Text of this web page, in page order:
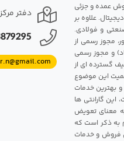
شروع فعالیت: سال 1395. نوع فعالیت: فروش عمده و جزئی
علاوه بر
و فولادی.
مجوز رسمی از
و مجوز رسمی
گسترده ای از
این موضوع
و بهترین خدمات
این گارانتی ها
ها به معنای تعویض
به ذکر است که
فروش و خدمات
دفتر